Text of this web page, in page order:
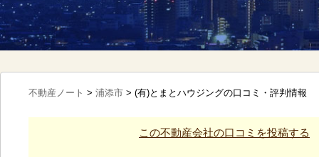
不動産ノート > 浦添市 > (有)とまとハウジングの口コミ・評判情報
この不動産会社の口コミを投稿する